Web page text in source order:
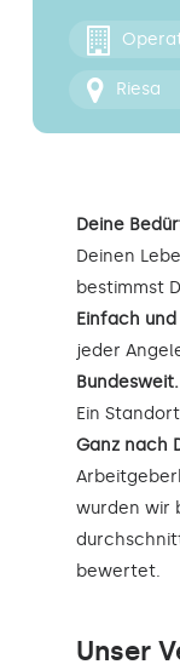
Kontakt
Riesa
Deine
Deinen
bestimmst
Einfach
jeder
Bundesweit.
Ein
Ganz nach
wurden wir
bewertet.
Unser